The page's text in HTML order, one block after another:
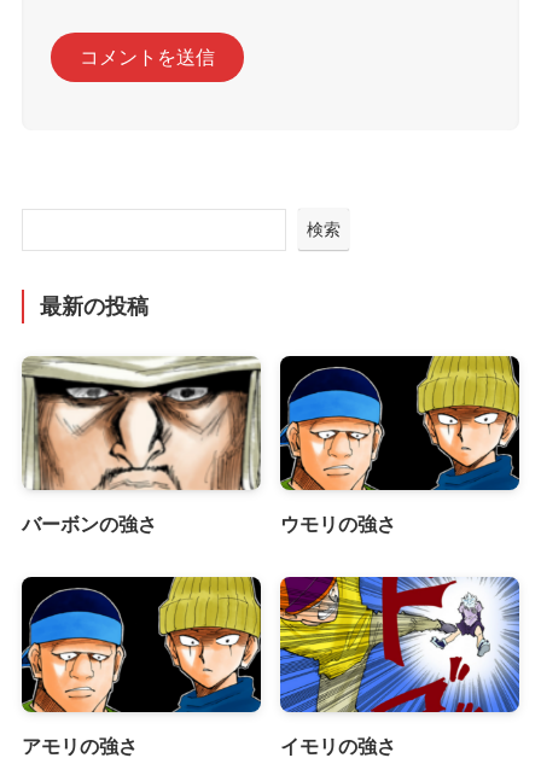
検索
最新の投稿
バーボンの強さ ウモリの強さ
アモリの強さ イモリの強さ